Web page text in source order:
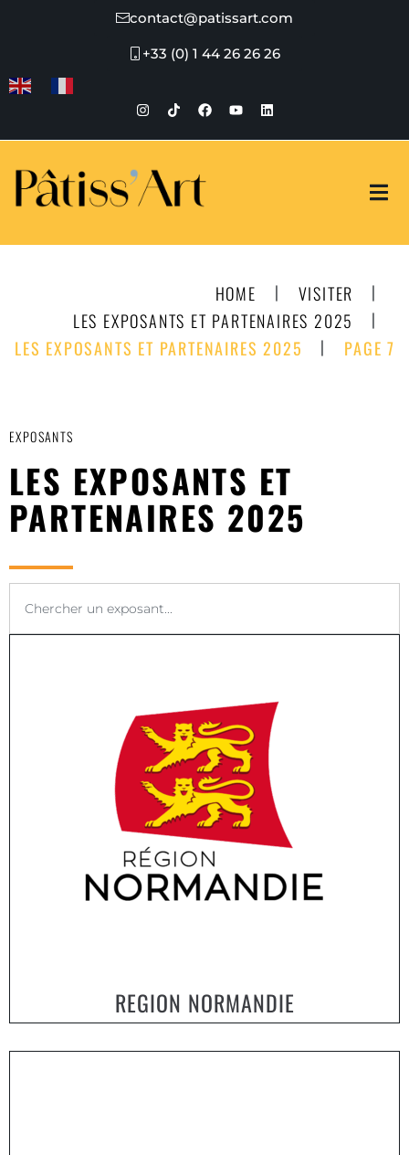
contact@patissart.com
+33 (0) 1 44 26 26 26
HOME | VISITER
|
LES EXPOSANTS ET PARTENAIRES 2025
|
LES EXPOSANTS ET PARTENAIRES 2025
| PAGE 7
EXPOSANTS
LES EXPOSANTS ET
PARTENAIRES 2025
REGION NORMANDIE